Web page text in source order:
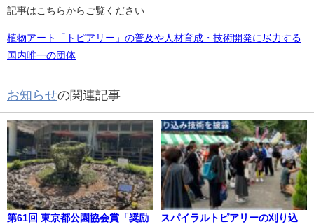
記事はこちらからご覧ください
植物アート「トピアリー」の普及や人材育成・ 技術開発に尽力する
国内唯一の団体
お知らせの関連記事
第61回 東京都公園協会賞「奨励
スパイラルトピアリーの刈り込